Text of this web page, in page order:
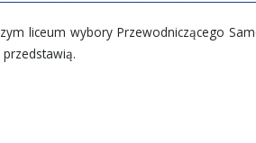
liceum wybory Przewodniczącego